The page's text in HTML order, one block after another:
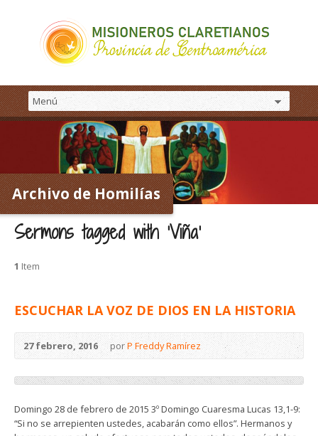
Archivo de Homilías
Sermons tagged with ‘Viña’
1 Item
ESCUCHAR LA VOZ DE DIOS EN LA HISTORIA
27 febrero, 2016 porP Freddy Ramírez
Domingo 28 de febrero de 2015 3º Domingo Cuaresma Lucas 13,1-9:
“Si no se arrepienten ustedes, acabarán como ellos”. Hermanos y